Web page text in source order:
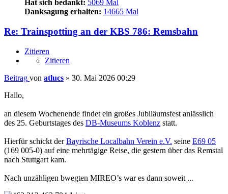
Hat sich bedankt: 5069 Mal
Danksagung erhalten: 14665 Mal
Re: Trainspotting an der KBS 786: Remsbahn
Zitieren
Zitieren
Beitrag von atlucs » 30. Mai 2026 00:29
Hallo,
an diesem Wochenende findet ein großes Jubiläumsfest anlässlich
des 25. Geburtstages des DB-Museums Koblenz statt.
Hierfür schickt derBayrische Localbahn Verein e.V. seine E69 05
(169 005-0) auf eine mehrtägige Reise, die gestern über das Remstal
nach Stuttgart kam.
Nach unzähligen bwegten MIREO’s war es dann soweit ...